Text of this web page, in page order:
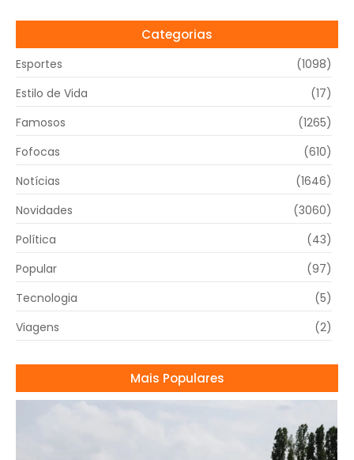
Mais Populares
Categorias
Esportes
(1098)
Estilo de Vida
(17)
Famosos
(1265)
Fofocas
(610)
Notícias
(1646)
Novidades
(3060)
Política
(43)
Popular
(97)
Tecnologia
(5)
Viagens
(2)